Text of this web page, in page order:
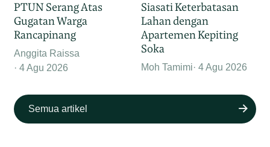
PTUN Serang Atas
Gugatan Warga
Rancapinang
Anggita Raissa
4 Agu 2026
Siasati Keterbatasan
Lahan dengan
Apartemen Kepiting
Soka
Moh Tamimi 4 Agu 2026
Semua artikel